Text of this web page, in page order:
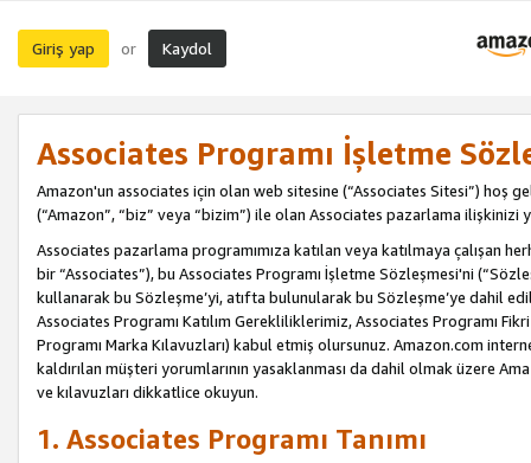
Giriş yap or Kaydol
Associates Programı İşletme
Amazon'un associates için olan web sitesine (“Associates Sitesi”) hoş
(“Amazon”, “biz” veya “bizim”) ile olan Associates pazarlama ilişkinizi
Associates pazarlama programımıza katılan veya katılmaya çalışan
bir “Associates”), bu Associates Programı İşletme Sözleşmesi'ni
kullanarak bu Sözleşme’yi, atıfta bulunularak bu Sözleşme’ye dahil
Associates Programı Katılım Gerekliliklerimiz, Associates Programı
Programı Marka Kılavuzları) kabul etmiş olursunuz. Amazon.com
kaldırılan müşteri yorumlarının yasaklanması da dahil olmak üzere
ve kılavuzları dikkatlice okuyun.
1. Associates Programı Tanımı